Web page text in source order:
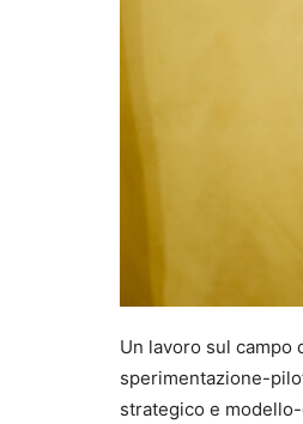
Un lavoro sul campo
sperimentazione-
strategico e